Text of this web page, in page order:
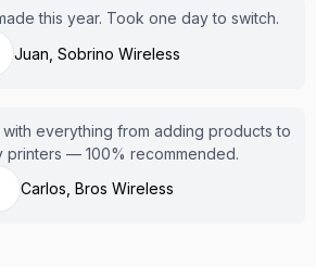
this year. Took one day to switch.
Juan, Sobrino Wireless
everything from adding products to
printers — 100% recommended.
Carlos, Bros Wireless